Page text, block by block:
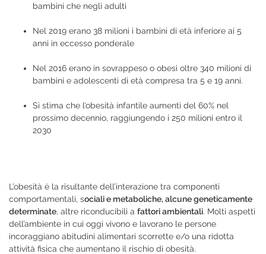
bambini che negli adulti
Nel 2019 erano 38 milioni i bambini di età inferiore ai 5
anni in eccesso ponderale
Nel 2016 erano in sovrappeso o obesi oltre 340 milioni di
bambini e adolescenti di età compresa tra 5 e 19 anni.
Si stima che l’obesità infantile aumenti del 60% nel
prossimo decennio, raggiungendo i 250 milioni entro il
2030
L’obesità è la risultante dell’interazione tra componenti
comportamentali, sociali e metaboliche, alcune geneticamente
determinate, altre riconducibili a fattori ambientali. Molti aspetti
dell’ambiente in cui oggi vivono e lavorano le persone
incoraggiano abitudini alimentari scorrette e/o una ridotta
attività fisica che aumentano il rischio di obesità.